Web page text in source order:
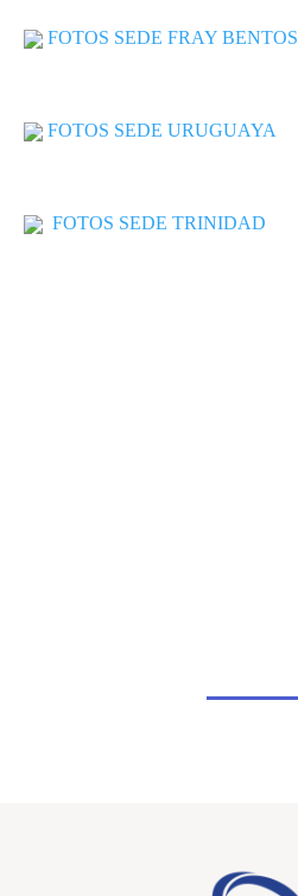
FOTOS SEDE FRAY BENTOS
FOTOS SEDE URUGUAYA
FOTOS SEDE TRINIDAD